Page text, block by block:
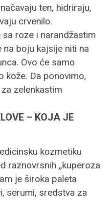
ten, hidriraju,
crvenilo.
roze i narandžastim
boju kajsije niti na
Ovo će samo
kože. Da ponovimo,
zelenkastim
– KOJA JE
kozmetiku
raznovrsnih „kuperoza
je široka paleta
serumi, sredstva za